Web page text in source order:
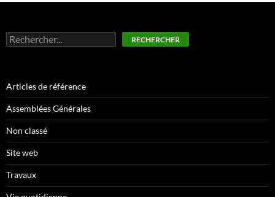
Rechercher RECHERCHER
Articles de référence
Assemblées Générales
Non classé
Site web
Travaux